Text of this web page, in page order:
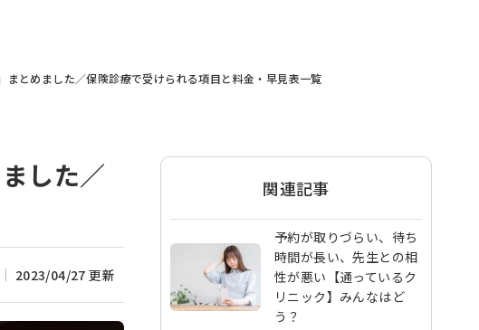
まとめました／保険診療で受けられる項目と料金・早見表一覧
した／
2023/04/27 更新
関連記事
予約が取りづらい、待ち
時間が長い、先生との相
性が悪い【通っているク
リニック】みんなはど
う？